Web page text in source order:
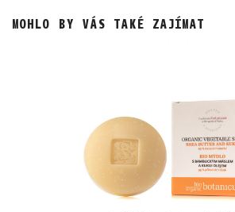
MOHLO BY VÁS TAKÉ ZAJÍMAT